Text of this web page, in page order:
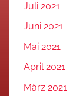
Juli 2021
Juni 2021
Mai 2021
April 2021
März 2021